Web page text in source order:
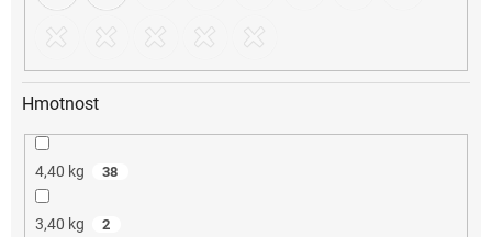
Hmotnost
4,40 kg 38
3,40 kg 2